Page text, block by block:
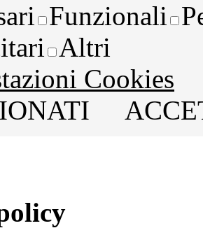
Funzionali
Altri
Cookies